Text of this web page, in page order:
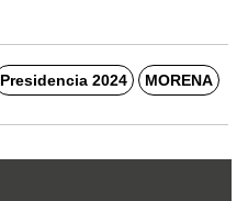
Presidencia 2024 MORENA